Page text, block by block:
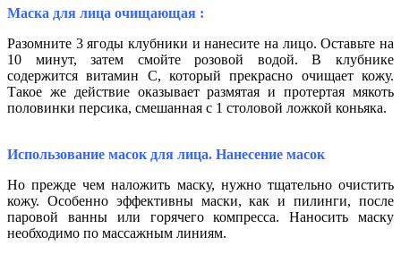
Маска для лица очищающая :
Разомните 3 ягоды клубники и нанесите на лицо. Оставьте на
10 минут, затем смойте розовой водой. В клубнике
содержится витамин С, который прекрасно очищает кожу.
Такое же действие оказывает размятая и протертая мякоть
половинки персика, смешанная с 1 столовой ложкой коньяка.
Использование масок для лица. Нанесение масок
Но прежде чем наложить маску, нужно тщательно очистить
кожу. Особенно эффективны маски, как и пилинги, после
паровой ванны или горячего компресса. Наносить маску
необходимо по массажным линиям.